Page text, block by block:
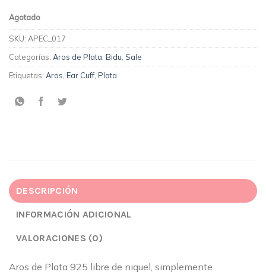
Agotado
SKU: APEC_017
Categorías: Aros de Plata, Bidu, Sale
Etiquetas: Aros, Ear Cuff, Plata
DESCRIPCIÓN
INFORMACIÓN ADICIONAL
VALORACIONES (0)
Aros de Plata 925 libre de niquel, simplemente